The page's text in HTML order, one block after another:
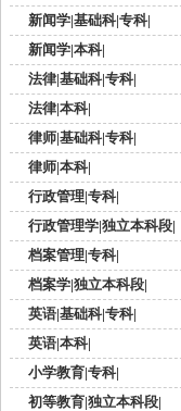
新闻学|基础科|专科|
新闻学|本科|
法律|基础科|专科|
法律|本科|
律师|基础科|专科|
律师|本科|
行政管理|专科|
行政管理学|独立本科段|
档案管理|专科|
档案学|独立本科段|
英语|基础科|专科|
英语|本科|
小学教育|专科|
初等教育|独立本科段|